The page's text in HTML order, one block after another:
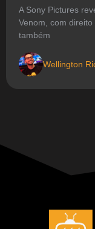
A Sony Pictures
Venom, com
também
Wellington